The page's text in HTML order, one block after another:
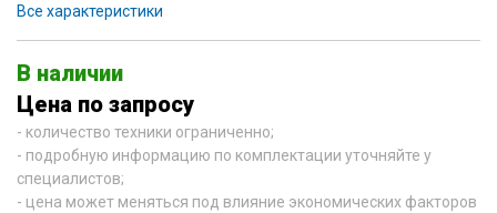
Все характеристики
В наличии
Цена по запросу
- количество техники ограниченно;
- подробную информацию по комплектации уточняйте у
специалистов;
- цена может меняться под влияние экономических факторов